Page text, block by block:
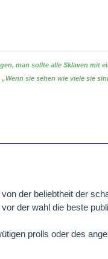
man sollte alle Sklaven mit
sie sehen wie viele sie
der beliebtheit der
der wahl die beste
prolls oder des